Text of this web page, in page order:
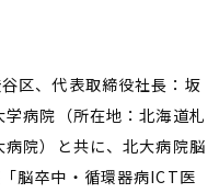
区、代表取締役社長：坂
病院（所在地：北海道札
院）と共に、北大病院脳
脳卒中・循環器病ICT医